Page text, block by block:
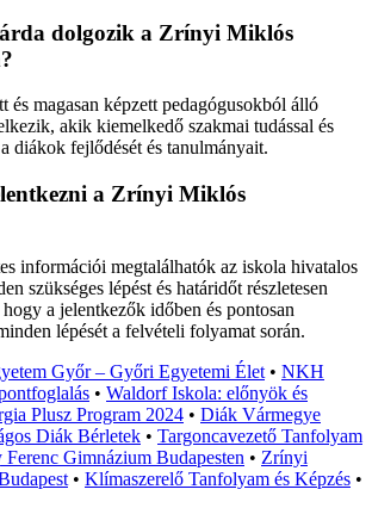
dolgozik a Zrínyi Miklós
és magasan képzett pedagógusokból álló
akik kiemelkedő szakmai tudással és
diákok fejlődését és tanulmányait.
a Zrínyi Miklós
információi megtalálhatók az iskola hivatalos
szükséges lépést és határidőt részletesen
a jelentkezők időben és pontosan
lépését a felvételi folyamat során.
Győr – Győri Egyetemi Élet • NKH
• Waldorf Iskola: előnyök és
Plusz Program 2024 • Diák Vármegye
Diák Bérletek • Targoncavezető Tanfolyam
Ferenc Gimnázium Budapesten • Zrínyi
• Klímaszerelő Tanfolyam és Képzés •